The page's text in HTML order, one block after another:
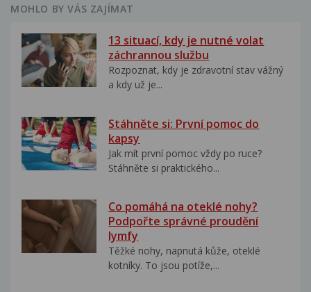
MOHLO BY VÁS ZAJÍMAT
13 situací, kdy je nutné volat
záchrannou službu
Rozpoznat, kdy je zdravotní stav vážný
a kdy už je...
Stáhněte si: První pomoc do
kapsy
Jak mít první pomoc vždy po ruce?
Stáhněte si praktického...
Co pomáhá na oteklé nohy?
Podpořte správné proudění
lymfy
Těžké nohy, napnutá kůže, oteklé
kotníky. To jsou potíže,...